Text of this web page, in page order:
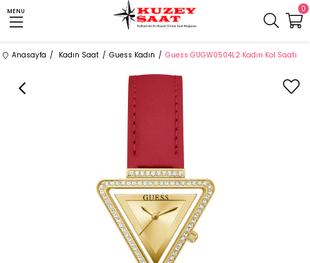
MENU 0
Anasayfa Kadın Saat Guess Kadın Guess GUGW0504L2 Kadın Kol Saati